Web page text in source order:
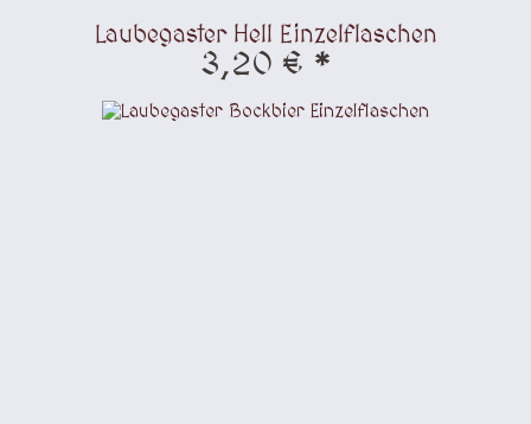
Laubegaster Hell Einzelflaschen
3,20 € *